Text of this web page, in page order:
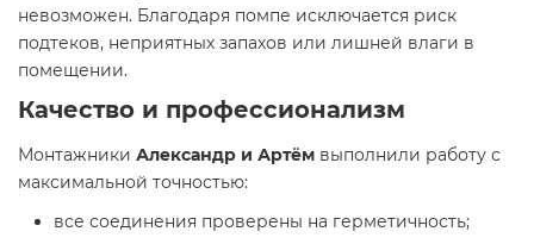
невозможен. Благодаря помпе исключается риск
подтеков, неприятных запахов или лишней влаги в
помещении.
Качество и профессионализм
Монтажники Александр и Артём выполнили работу с
максимальной точностью:
все соединения проверены на герметичность;